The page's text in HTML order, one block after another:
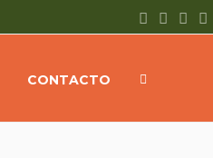
CONTACTO